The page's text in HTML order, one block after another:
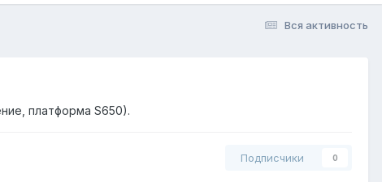
Вся активность
платформа S650).
Подписчики 0